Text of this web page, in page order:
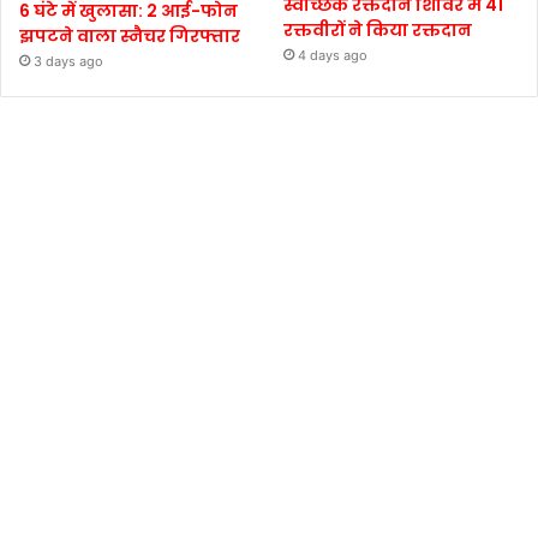
6 घंटे में खुलासा: 2 आई-फोन
झपटने वाला स्नैचर गिरफ्तार
3 days ago
स्वैच्छिक रक्तदान शिविर में 41
रक्तवीरों ने किया रक्तदान
4 days ago